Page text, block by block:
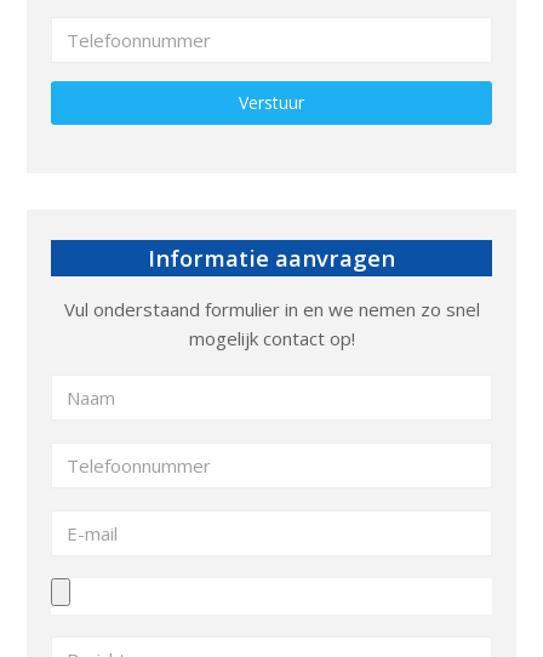
Gelieve dit veld leeg te laten.
Informatie aanvragen
Vul onderstaand formulier in en we nemen zo snel
mogelijk contact op!